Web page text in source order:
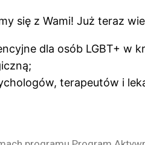
się z Wami! Już teraz
dla osób LGBT+ w
terapeutów i